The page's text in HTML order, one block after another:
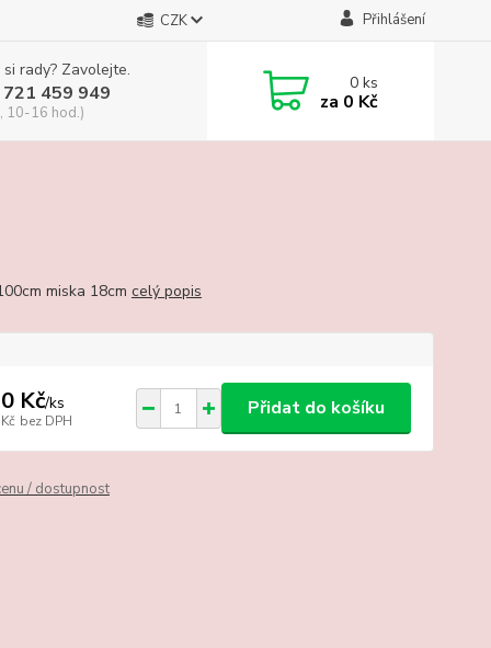
CZK Přihlášení
rady? Zavolejte.
459 949
10-16 hod.)
0ks
za 0 Kč
miska 18cm celý popis
Kč/ks
bez DPH
Přidat do košíku
/ dostupnost